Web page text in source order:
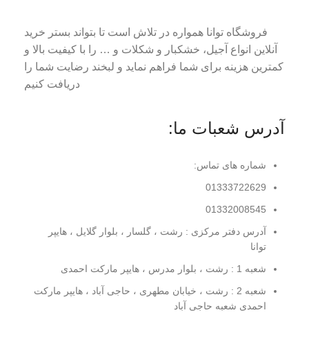
فروشگاه توانا همواره در تلاش است تا بتواند بستر خرید
آنلاین انواع آجیل، خشکبار و شکلات و … را با کیفیت بالا و
کمترین هزینه برای شما فراهم نماید و لبخند رضایت شما را
دریافت کنیم
آدرس شعبات ما:
شماره های تماس:
01333722629
01332008545
آدرس دفتر مرکزی : رشت ، گلسار ، بلوار گلایل ، هایپر
توانا
شعبه 1 : رشت ، بلوار مدرس ، هایپر مارکت احمدی
شعبه 2 : رشت ، خیابان مطهری ، حاجی آباد ، هایپر مارکت
احمدی شعبه حاجی آباد